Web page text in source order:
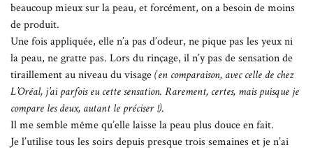
beaucoup mieux sur la peau, et forcément, on a besoin de moins
de produit.
Une fois appliquée, elle n’a pas d’odeur, ne pique pas les yeux ni
la peau, ne gratte pas. Lors du rinçage, il n’y pas de sensation de
tiraillement au niveau du visage(en comparaison, avec celle de chez
L’Oréal, j’ai parfois eu cette sensation. Rarement, certes, mais puisque je
compare les deux, autant le préciser !).
Il me semble même qu’elle laisse la peau plus douce en fait.
Je l’utilise tous les soirs depuis presque trois semaines et je n’ai